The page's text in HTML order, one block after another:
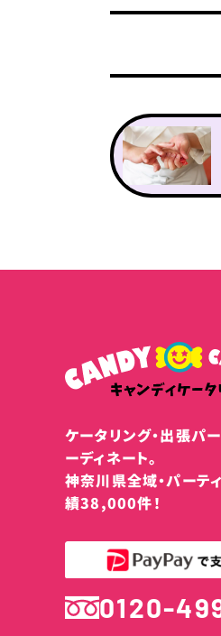
ケータリン
ケータリング・出張パ
ーディネート。
神奈川県全域・パーテ
績38,000件！
0120-